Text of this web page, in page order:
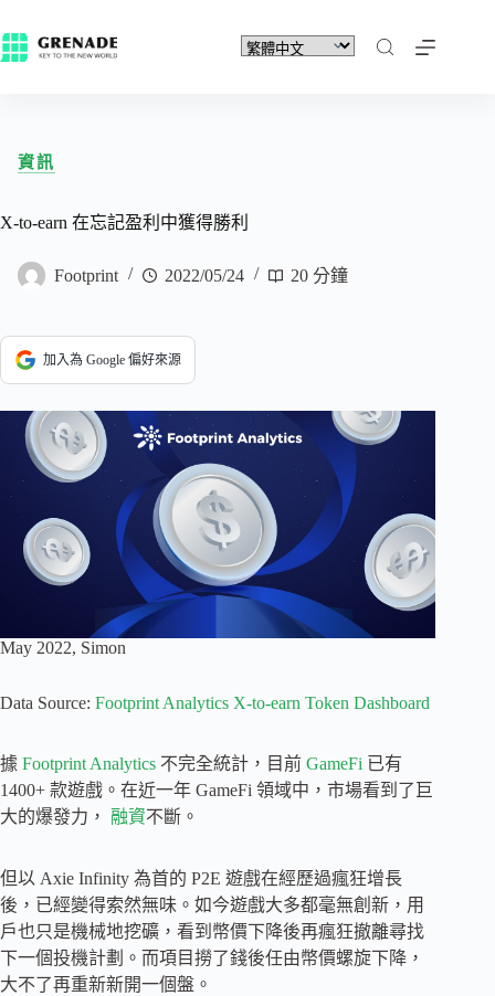
資訊
X-to-earn 在忘記盈利中獲得勝利
Footprint 2022/05/24 20 分鐘
加入為 Google 偏好來源
May 2022, Simon
Data Source: Footprint Analytics X-to-earn Token Dashboard
據 Footprint Analytics 不完全統計，目前 GameFi 已有
1400+ 款遊戲。在近一年 GameFi 領域中，市場看到了巨
大的爆發力，
融資不斷。
但以 Axie Infinity 為首的 P2E 遊戲在經歷過瘋狂增長
後，已經變得索然無味。如今遊戲大多都毫無創新，用
戶也只是機械地挖礦，看到幣價下降後再瘋狂撤離尋找
下一個投機計劃。而項目撈了錢後任由幣價螺旋下降，
大不了再重新新開一個盤。